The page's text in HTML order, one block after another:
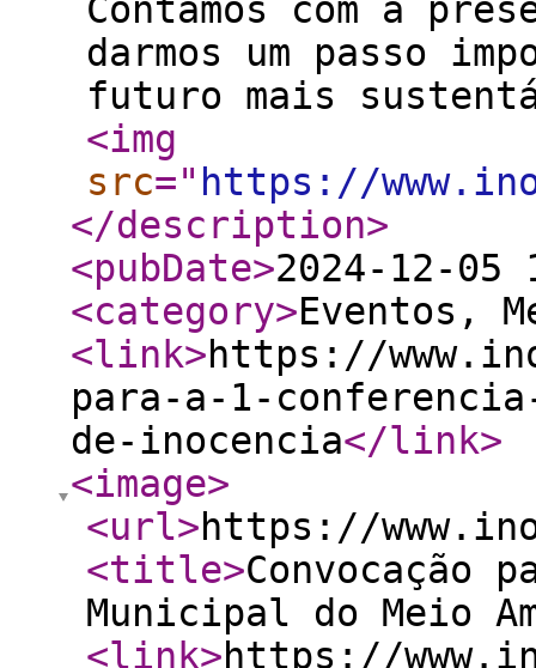
Contamos com a
darmos um passo
futuro mais
<img
src=" https://
</description>
<pubDate>2024-12-05
<category>Eventos,
<link>https://
para-a-1-
de-inocencia</link>
<image>
<url>https://
<title>Convocação
Municipal do Meio
<link>https://